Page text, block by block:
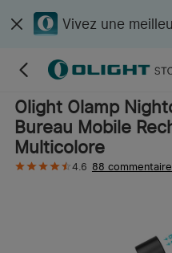
Vivez une
Olight Olamp
Bureau Mobile
Multicolore
4.6 88